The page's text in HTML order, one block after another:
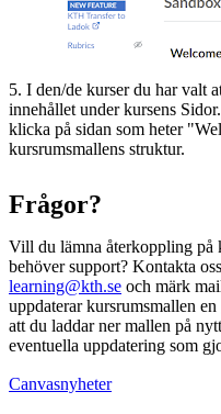
5. I den/de kurser du har valt
innehållet under kursens
klicka på sidan som heter
kursrumsmallens struktur.
Frågor?
Vill du lämna återkoppling på
behöver support? Kontakta
learning@kth.se och märk
uppdaterar kursrumsmallen
att du laddar ner mallen på
eventuella uppdatering som
Canvasnyheter